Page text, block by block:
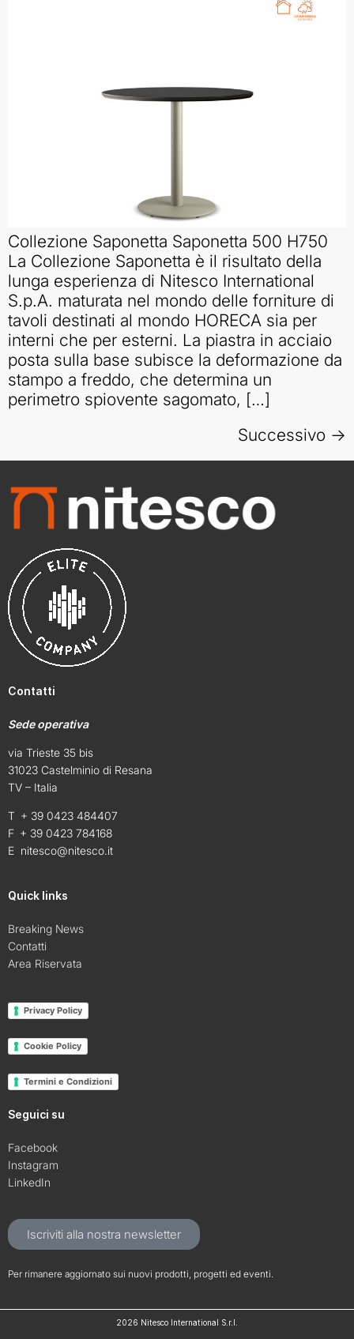
Collezione Saponetta Saponetta 500 H750
La Collezione Saponetta è il risultato della
lunga esperienza di Nitesco International
S.p.A. maturata nel mondo delle forniture di
tavoli destinati al mondo HORECA sia per
interni che per esterni. La piastra in acciaio
posta sulla base subisce la deformazione da
stampo a freddo, che determina un
perimetro spiovente sagomato, […]
Successivo →
Contatti
Sede operativa
via Trieste 35 bis
31023 Castelminio di Resana
TV – Italia
T + 39 0423 484407
F + 39 0423 784168
E nitesco@nitesco.it
Quick links
Breaking News
Contatti
Area Riservata
Privacy Policy
Cookie Policy
Termini e Condizioni
Seguici su
Facebook
Instagram
LinkedIn
Iscriviti alla nostra newsletter
Per rimanere aggiornato sui nuovi prodotti, progetti ed eventi.
2026 Nitesco International S.r.l.